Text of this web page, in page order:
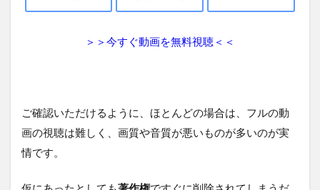
＞＞今すぐ動画を無料視聴＜＜
ご確認いただけるように、ほとんどの場合は、フルの動
画の視聴は難しく、画質や音質が悪いものが多いのが実
情です。